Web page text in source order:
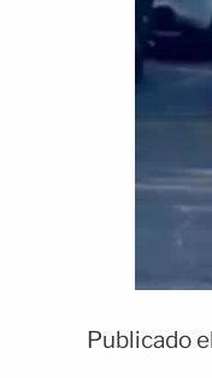
Publicado